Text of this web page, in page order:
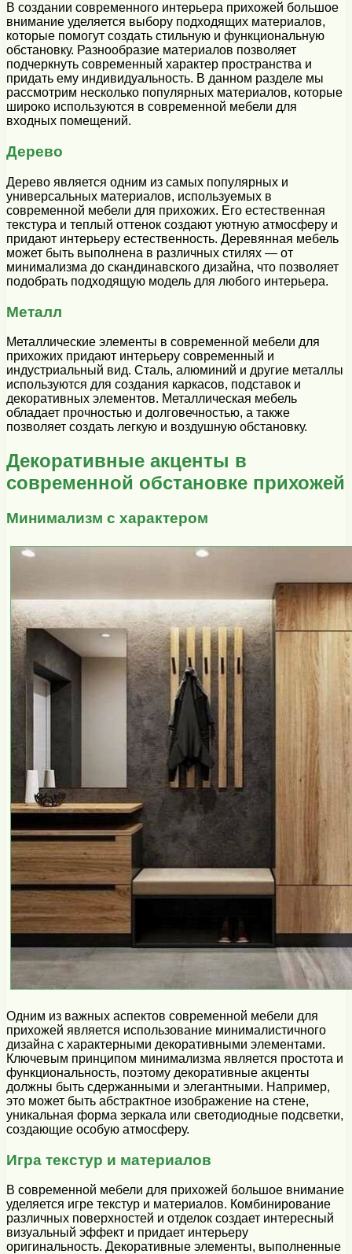
В создании современного интерьера прихожей большое
внимание уделяется выбору подходящих материалов,
которые помогут создать стильную и функциональную
обстановку. Разнообразие материалов позволяет
подчеркнуть современный характер пространства и
придать ему индивидуальность. В данном разделе мы
рассмотрим несколько популярных материалов, которые
широко используются в современной мебели для
входных помещений.
Дерево
Дерево является одним из самых популярных и
универсальных материалов, используемых в
современной мебели для прихожих. Его естественная
текстура и теплый оттенок создают уютную атмосферу и
придают интерьеру естественность. Деревянная мебель
может быть выполнена в различных стилях — от
минимализма до скандинавского дизайна, что позволяет
подобрать подходящую модель для любого интерьера.
Металл
Металлические элементы в современной мебели для
прихожих придают интерьеру современный и
индустриальный вид. Сталь, алюминий и другие металлы
используются для создания каркасов, подставок и
декоративных элементов. Металлическая мебель
обладает прочностью и долговечностью, а также
позволяет создать легкую и воздушную обстановку.
Декоративные акценты в
современной обстановке прихожей
Минимализм с характером
Одним из важных аспектов современной мебели для
прихожей является использование минималистичного
дизайна с характерными декоративными элементами.
Ключевым принципом минимализма является простота и
функциональность, поэтому декоративные акценты
должны быть сдержанными и элегантными. Например,
это может быть абстрактное изображение на стене,
уникальная форма зеркала или светодиодные подсветки,
создающие особую атмосферу.
Игра текстур и материалов
В современной мебели для прихожей большое внимание
уделяется игре текстур и материалов. Комбинирование
различных поверхностей и отделок создает интересный
визуальный эффект и придает интерьеру
оригинальность. Декоративные элементы, выполненные